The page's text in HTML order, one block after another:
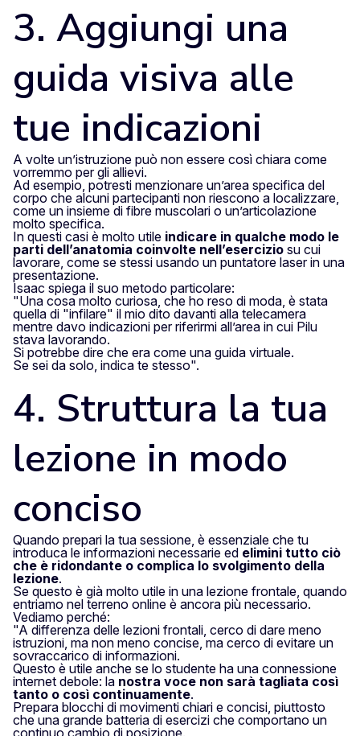
3. Aggiungi una
guida visiva alle
tue indicazioni
A volte un’istruzione può non essere così chiara come
vorremmo per gli allievi.
Ad esempio, potresti menzionare un’area specifica del
corpo che alcuni partecipanti non riescono a localizzare,
come un insieme di fibre muscolari o un’articolazione
molto specifica.
In questi casi è molto utile indicare in qualche modo le
parti dell’anatomia coinvolte nell’esercizio su cui
lavorare, come se stessi usando un puntatore laser in una
presentazione.
Isaac spiega il suo metodo particolare:
"Una cosa molto curiosa, che ho reso di moda, è stata
quella di "infilare" il mio dito davanti alla telecamera
mentre davo indicazioni per riferirmi all’area in cui Pilu
stava lavorando.
Si potrebbe dire che era come una guida virtuale.
Se sei da solo, indica te stesso".
4. Struttura la tua
lezione in modo
conciso
Quando prepari la tua sessione, è essenziale che tu
introduca le informazioni necessarie ed elimini tutto ciò
che è ridondante o complica lo svolgimento della
lezione.
Se questo è già molto utile in una lezione frontale, quando
entriamo nel terreno online è ancora più necessario.
Vediamo perché:
"A differenza delle lezioni frontali, cerco di dare meno
istruzioni, ma non meno concise, ma cerco di evitare un
sovraccarico di informazioni.
Questo è utile anche se lo studente ha una connessione
internet debole: la nostra voce non sarà tagliata così
tanto o così continuamente.
Prepara blocchi di movimenti chiari e concisi, piuttosto
che una grande batteria di esercizi che comportano un
continuo cambio di posizione.